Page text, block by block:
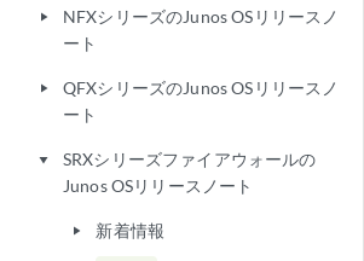
play_arrow
NFXシリーズのJunos OSリリースノ
ート
play_arrow
QFXシリーズのJunos OSリリースノ
ート
play_arrow
SRXシリーズファイアウォールの
Junos OSリリースノート
play_arrow 新着情報